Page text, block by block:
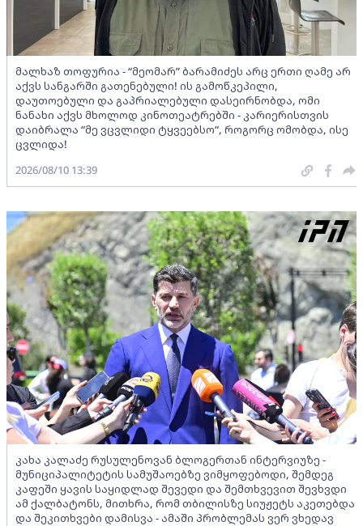
მალხაზ თოფურია - “მეომარ” ბარამიძეს არც ერთი ღამე არ
აქვს სანგარში გათენებული! ის გამოწკეპილი,
დაუთოებული და გაპრიალებული დასეირნობდა, ომი
ნანახი აქვს მხოლოდ კინოთეატრებში - კარიერისთვის
დაიბრალა “მე ვცვლიდი ტყვეებსო“, როგორც ომობდა, ისე
ცვლიდა!
2026/08/10 13:39
კახა კალაძე რუსულენოვან ბლოგერთან ინტერვიუზე -
მუნიციპალიტეტის სამუშაოებზე ვიმყოფებოდი, შემდეგ
კაფეში ყავის საყიდლად შევედი და შემთხვევით შევხვდი
ამ ქალბატონს, მითხრა, რომ თბილისზე სიუჟეტს აკეთებდა
და შეკითხვები დამისვა - ამაში პრობლემას ვერ ვხედავ